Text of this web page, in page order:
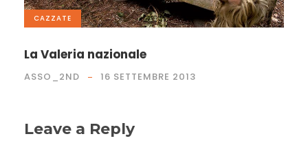
CAZZATE
La Valeria nazionale
ASSO_2ND 16 SETTEMBRE 2013
Leave a Reply